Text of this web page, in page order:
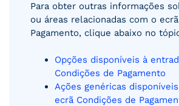
Para obter outras informações
ou áreas relacionadas com o
Pagamento, clique abaixo no
Opções disponíveis à
Condições de Pagamento
Ações genéricas
ecrã Condições de